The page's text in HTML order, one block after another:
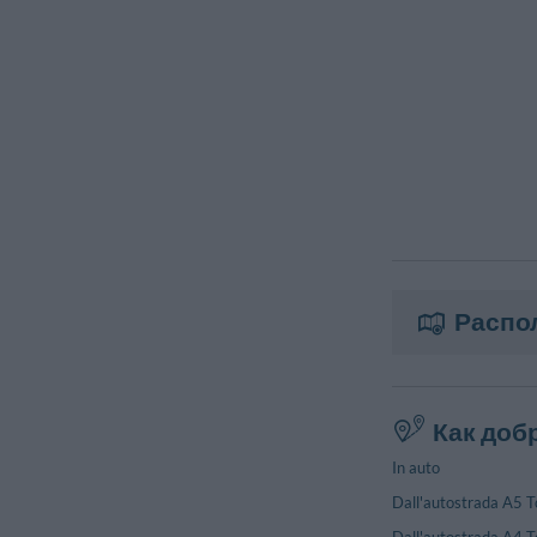
Как
In auto
Dall'autostrada A5